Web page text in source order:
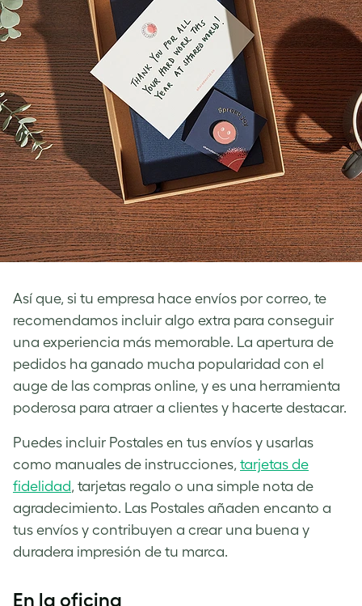
Así que, si tu empresa hace envíos por correo, te
recomendamos incluir algo extra para conseguir
una experiencia más memorable. La apertura de
pedidos ha ganado mucha popularidad con el
auge de las compras online, y es una herramienta
poderosa para atraer a clientes y hacerte destacar.
Puedes incluir Postales en tus envíos y usarlas
como manuales de instrucciones, tarjetas de
fidelidad, tarjetas regalo o una simple nota de
agradecimiento. Las Postales añaden encanto a
tus envíos y contribuyen a crear una buena y
duradera impresión de tu marca.
En la oficina